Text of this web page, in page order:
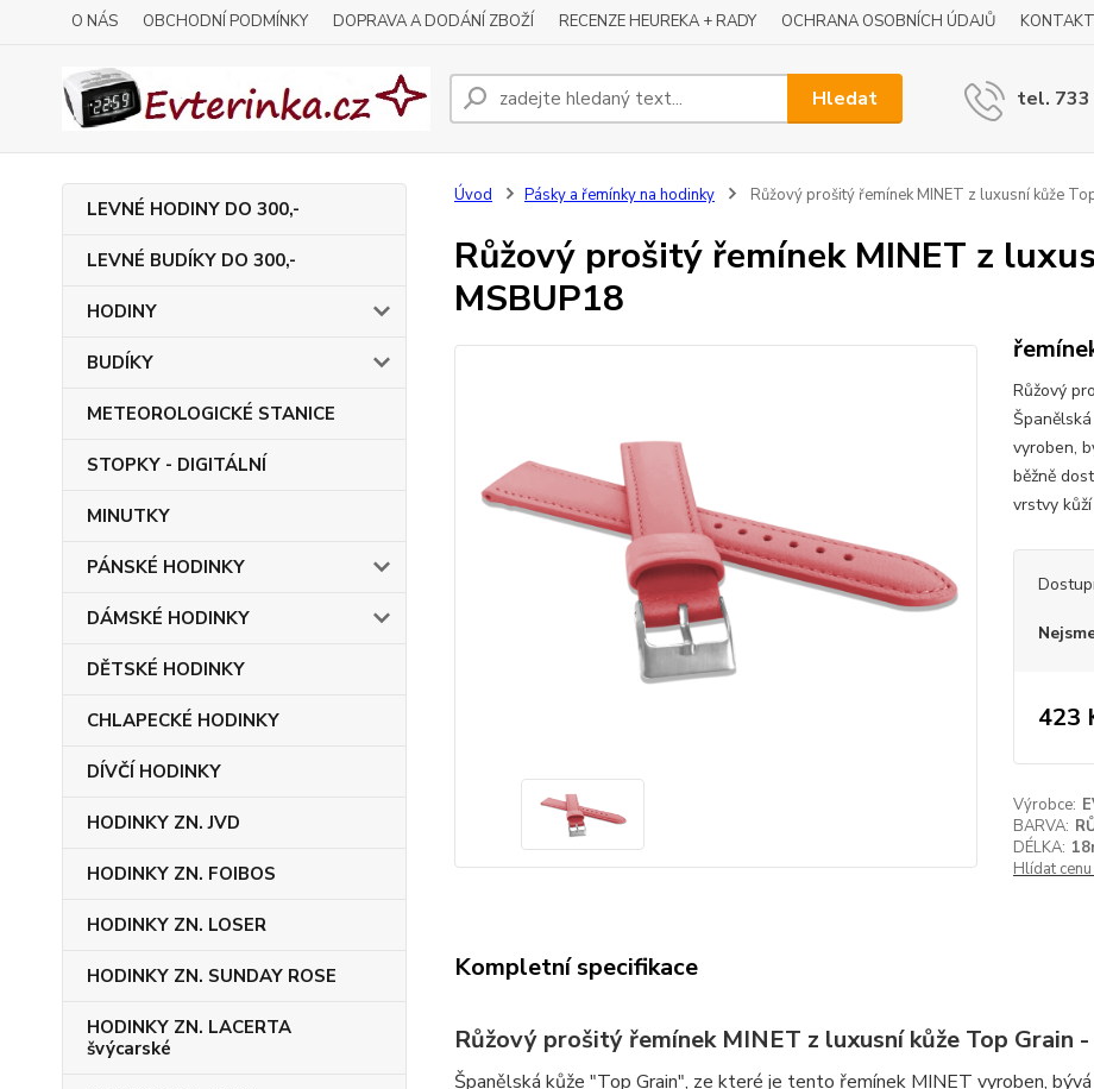
O NÁS OBCHODNÍ PODMÍNKY DOPRAVA A DODÁNÍ ZBOŽÍ RECENZE HEUREKA + RADY OCHRANA OSOBNÍCH ÚDAJŮ
Hledat tel. 733
LEVNÉ HODINY DO 300,-
LEVNÉ BUDÍKY DO 300,-
HODINY
BUDÍKY
METEOROLOGICKÉ STANICE
STOPKY - DIGITÁLNÍ
MINUTKY
PÁNSKÉ HODINKY
DÁMSKÉ HODINKY
DĚTSKÉ HODINKY
CHLAPECKÉ HODINKY
DÍVČÍ HODINKY
HODINKY ZN. JVD
HODINKY ZN. FOIBOS
HODINKY ZN. LOSER
HODINKY ZN. SUNDAY ROSE
HODINKY ZN. LACERTA
švýcarské
Úvod Pásky a řemínky na hodinky Růžový prošitý řemínek MINET z luxusní kůže
Růžový prošitý řemínek MINET z
MSBUP18
Růžový
vyroben,
běžně
vrstvy
423
Výrobce:
BARVA:
DÉLKA:
Hlídat
Kompletní specifikace
Růžový prošitý řemínek MINET z luxusní kůže Top Grain
Španělská kůže "Top Grain", ze které je tento řemínek MINET vyroben,